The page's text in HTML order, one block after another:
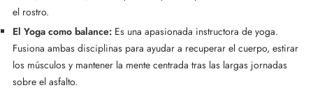
el rostro.
El Yoga como balance:Es una apasionada instructora de yoga.
Fusiona ambas disciplinas para ayudar a recuperar el cuerpo, estirar
los músculos y mantener la mente centrada tras las largas jornadas
sobre el asfalto.